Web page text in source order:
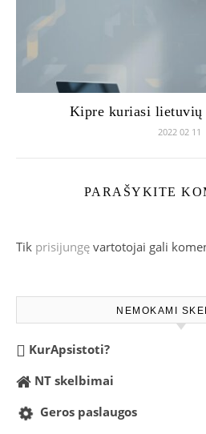
Kipre kuriasi lietuvių
2022 02 11
PARAŠYKITE
Tik prisijungę vartotojai gali
NEMOKAMI
KurApsistoti?
NT skelbimai
Geros paslaugos